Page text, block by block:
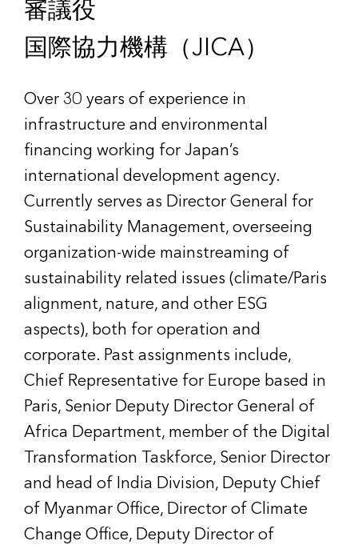
審議役
国際協力機構（JICA）
Over 30 years of experience in
infrastructure and environmental
financing working for Japan’s
international development agency.
Currently serves as Director General for
Sustainability Management, overseeing
organization-wide mainstreaming of
sustainability related issues (climate/Paris
alignment, nature, and other ESG
aspects), both for operation and
corporate. Past assignments include,
Chief Representative for Europe based in
Paris, Senior Deputy Director General of
Africa Department, member of the Digital
Transformation Taskforce, Senior Director
and head of India Division, Deputy Chief
of Myanmar Office, Director of Climate
Change Office, Deputy Director of